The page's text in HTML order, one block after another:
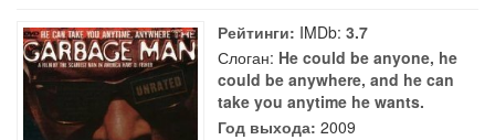
Рейтинги: IMDb: 3.7
Слоган: He could be anyone, he
could be anywhere, and he can
take you anytime he wants.
Год выхода: 2009